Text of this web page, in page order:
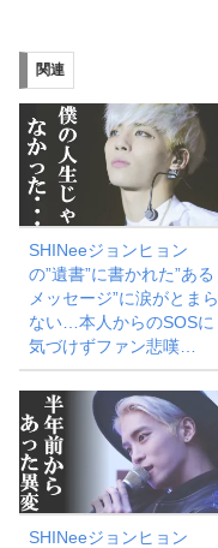
み
中…
関連
SHINeeジョンヒョン
の”遺書”に書かれた”ある
メッセージ”に涙がとまら
ない…本人からのSOSに
気づけずファン悲嘆…
SHINeeジョンヒョン